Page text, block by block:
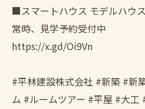
■スマートハウス モデルハウス
常時、見学予約受付中
https://x.gd/Oi9Vn
#平林建設株式会社 #新築 #新
ム #ルームツアー #平屋 #大工